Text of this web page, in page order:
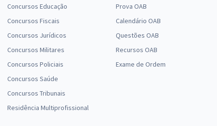
Concursos Educação
Concursos Fiscais
Concursos Jurídicos
Concursos Militares
Concursos Policiais
Concursos Saúde
Concursos Tribunais
Residência Multiprofissional
Prova OAB
Calendário OAB
Questões OAB
Recursos OAB
Exame de Ordem